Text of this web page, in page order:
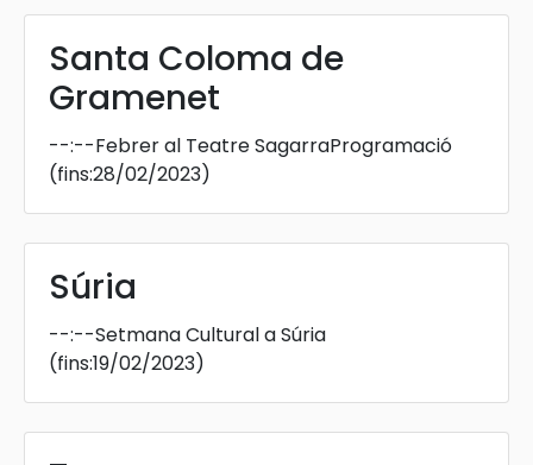
Santa Coloma de
Gramenet
--:--Febrer al Teatre SagarraProgramació
(fins:28/02/2023)
Súria
--:--Setmana Cultural a Súria
(fins:19/02/2023)